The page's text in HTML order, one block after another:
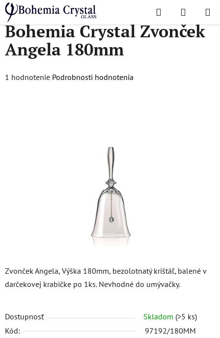
Prejsť
na
obsah
Hľadať
KOŠÍK
Domov
/ Doplnky Doplnky / Bohemia Crystal Zvonček Angela 180mm
Zvonček Angela, Výška 180mm, bezolotnatý krištáľ, balené v
darčekovej krabičke po 1ks. Nevhodné do umývačky.
Dostupnosť Skladom (>5 ks)
Kód:
97192/180MM
Bohemia Crystal Zvonček
Angela 180mm
Priemerné
1 hodnotenie Podrobnosti hodnotenia